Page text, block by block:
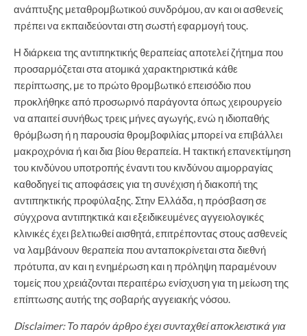
ανάπτυξης μεταθρομβωτικού συνδρόμου, αν και οι ασθενείς
πρέπει να εκπαιδεύονται στη σωστή εφαρμογή τους.
Η διάρκεια της αντιπηκτικής θεραπείας αποτελεί ζήτημα που
προσαρμόζεται στα ατομικά χαρακτηριστικά κάθε
περίπτωσης, με το πρώτο θρομβωτικό επεισόδιο που
προκλήθηκε από προσωρινό παράγοντα όπως χειρουργείο
να απαιτεί συνήθως τρεις μήνες αγωγής, ενώ η ιδιοπαθής
θρόμβωση ή η παρουσία θρομβοφιλίας μπορεί να επιβάλλει
μακροχρόνια ή και δια βίου θεραπεία. Η τακτική επανεκτίμηση
του κινδύνου υποτροπής έναντι του κινδύνου αιμορραγίας
καθοδηγεί τις αποφάσεις για τη συνέχιση ή διακοπή της
αντιπηκτικής προφύλαξης. Στην Ελλάδα, η πρόσβαση σε
σύγχρονα αντιπηκτικά και εξειδικευμένες αγγειολογικές
κλινικές έχει βελτιωθεί αισθητά, επιτρέποντας στους ασθενείς
να λαμβάνουν θεραπεία που ανταποκρίνεται στα διεθνή
πρότυπα, αν και η ενημέρωση και η πρόληψη παραμένουν
τομείς που χρειάζονται περαιτέρω ενίσχυση για τη μείωση της
επίπτωσης αυτής της σοβαρής αγγειακής νόσου.
Disclaimer: Το παρόν άρθρο έχει συνταχθεί αποκλειστικά για